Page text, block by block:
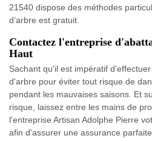
21540 dispose des méthodes
d’arbre est gratuit.
Contactez l'entreprise
Haut
Sachant qu'il est impératif
d'arbre pour éviter tout risque de
pendant les mauvaises saisons. Et
risque, laissez entre les mains de
l'entreprise Artisan Adolphe Pierre
afin d'assurer une assurance